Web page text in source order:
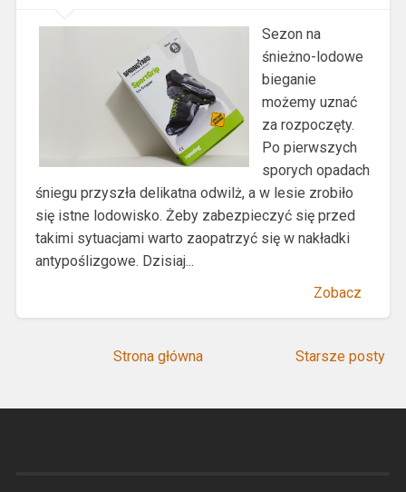
Sezon na
śnieżno-lodowe
bieganie
możemy uznać
za rozpoczęty.
Po pierwszych
sporych opadach
śniegu przyszła delikatna odwilż, a w lesie zrobiło
się istne lodowisko. Żeby zabezpieczyć się przed
takimi sytuacjami warto zaopatrzyć się w nakładki
antypoślizgowe. Dzisiaj...
Zobacz
Starsze posty
Strona główna